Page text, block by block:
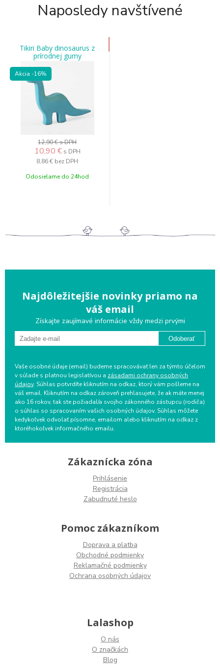
Naposledy navštívené
Tikiri Baby dinosaurus z
prírodnej gumy
brachiosaurus-brachi
Akcia -16%
12,90 €s DPH
10,90 € s DPH
8,86 € bez DPH
Odosielame do 24hod
Najdôležitejšie novinky priamo na
váš email
Získajte zaujímavé informácie vždy medzi prvými
Odoberať
Vaše osobné údaje (email) budeme spracovávať len za týmto účelom
v súlade s platnou legislatívou a zásadami ochrany osobných
údajov. Súhlas potvrdíte kliknutím na odkaz, ktorý vám pošleme na
váš email. Kliknutím na odkaz zároveň prehlasujete, že ak máte menej
ako 16 rokov, tak ste požiadal/a svojho zákonného zástupcu (rodiča)
o súhlas so spracovaním vašich osobných údajov. Súhlas môžete
kedykoľvek odvolať písomne, emailom alebo kliknutím na odkaz z
ktoréhokoľvek informačného emailu.
Zákaznícka zóna
Prihlásenie
Registrácia
Zabudnuté heslo
Pomoc zákazníkom
Doprava a platba
Obchodné podmienky
Reklamačné podmienky
Ochrana osobných údajov
Lalashop
O nás
O značkách
Blog